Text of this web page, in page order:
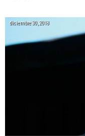
diciembre 30, 2018